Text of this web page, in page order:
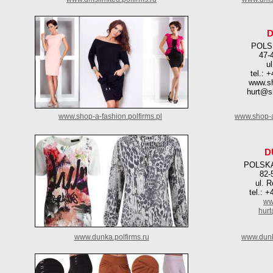
47-
tel.:
www.shop-a-fashion.polfirms.pl
82-
ul.
tel.:
www.dunka.polfirms.ru